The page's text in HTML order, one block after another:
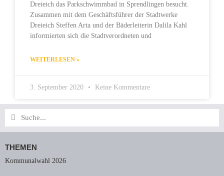
Dreieich das Parkschwimmbad in Sprendlingen besucht.
Zusammen mit dem Geschäftsführer der Stadtwerke
Dreieich Steffen Arta und der Bäderleiterin Dalila Kahl
informierten sich die Stadtverordneten und
WEITERLESEN »
3. September 2020 Keine Kommentare
Suche
Suche
THEMEN
Kommunalwahl 2026